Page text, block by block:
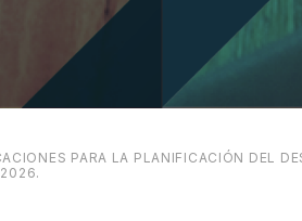
PARA LA PLANIFICACIÓN DEL